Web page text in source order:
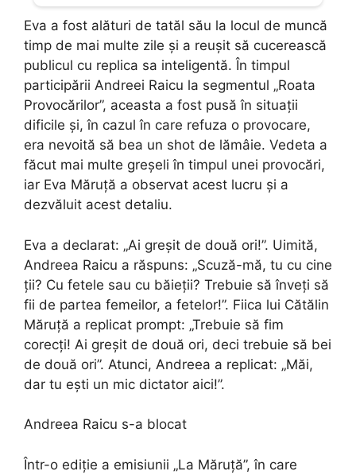
Eva a fost alături de tatăl său la locul de muncă
timp de mai multe zile și a reușit să cucerească
publicul cu replica sa inteligentă. În timpul
participării Andreei Raicu la segmentul „Roata
Provocărilor”, aceasta a fost pusă în situații
dificile și, în cazul în care refuza o provocare,
era nevoită să bea un shot de lămâie. Vedeta a
făcut mai multe greșeli în timpul unei provocări,
iar Eva Măruță a observat acest lucru și a
dezvăluit acest detaliu.
Eva a declarat: „Ai greșit de două ori!”. Uimită,
Andreea Raicu a răspuns: „Scuză-mă, tu cu cine
ții? Cu fetele sau cu băieții? Trebuie să înveți să
fii de partea femeilor, a fetelor!”. Fiica lui Cătălin
Măruță a replicat prompt: „Trebuie să fim
corecți! Ai greșit de două ori, deci trebuie să bei
de două ori”. Atunci, Andreea a replicat: „Măi,
dar tu ești un mic dictator aici!”.
Andreea Raicu s-a blocat
Într-o ediție a emisiunii „La Măruță”, în care